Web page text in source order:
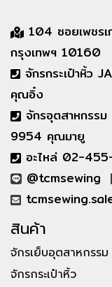
104 ซอยเพชร
กรุงเทพฯ 10160
จักรกระเป๋าหิ้ว
คุณอิ๋ง
จักรอุตสาหกร
9954 คุณมายู
อะไหล่ 02-
@tcmsewing
สินค้า
จักรเย็บอุตสาหกรรม
จักรกระเป๋าหิ้ว